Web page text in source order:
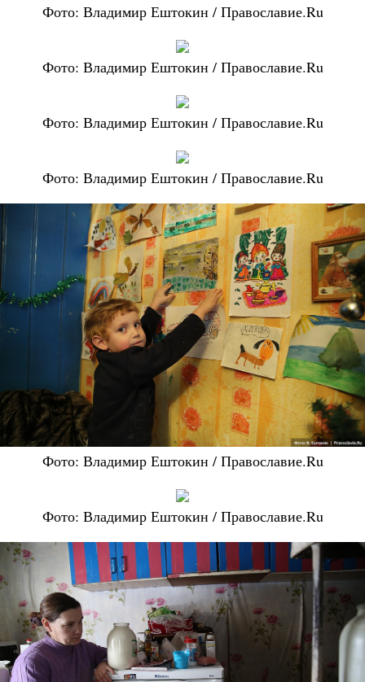
Фото: Владимир Ештокин / Православие.Ru
Фото: Владимир Ештокин / Православие.Ru
Фото: Владимир Ештокин / Православие.Ru
Фото: Владимир Ештокин / Православие.Ru
Фото: Владимир Ештокин / Православие.Ru
Фото: Владимир Ештокин / Православие.Ru